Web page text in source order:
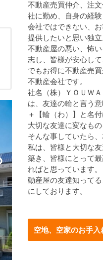
不動産売買仲介、注
社に勤め、自身の経
会社ではできない、
提供したいと思い独立
不動産屋の悪い、怖
志し、皆様が安心し
でもお得に不動産売
不動産会社です。
社名（株）ＹＯＵＷ
は、友達の輪と言う
＋【輪（わ）】と名付
大切な友達に変なも
そんな事していたら
私は、皆様と大切な
築き、皆様にとって
ればと思っています
動産屋の友達知って
にしております。
空地、空家のお手入